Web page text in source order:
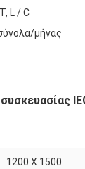
L / C
μήνας
1200 X 1500